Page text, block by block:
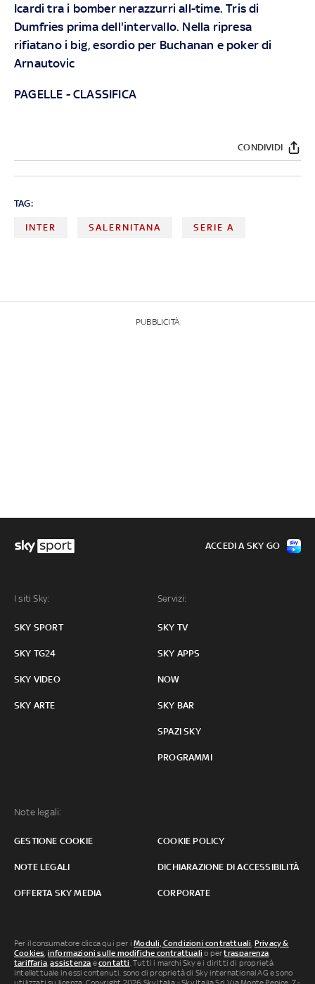
Icardi tra i bomber nerazzurri all-time. Tris di
Dumfries prima dell'intervallo. Nella ripresa
rifiatano i big, esordio per Buchanan e poker di
Arnautovic
PAGELLE -CLASSIFICA
CONDIVIDI
TAG:
INTER SALERNITANA SERIE A
PUBBLICITÀ
I siti Sky:
SKY SPORT
SKY TG24
SKY VIDEO
SKY ARTE
Servizi:
SKY TV
SKY APPS
NOW
SKY BAR
SPAZI SKY
PROGRAMMI
Note legali:
GESTIONE COOKIE COOKIE POLICY
NOTE LEGALI DICHIARAZIONE DI ACCESSIBILITÀ
OFFERTA SKY MEDIA CORPORATE
ACCEDI A SKY GO
Per il consumatore clicca qui per iModuli, Condizioni contrattuali Privacy &
Cookies informazioni sulle modifiche contrattuali o pertrasparenza
tariffaria ,assistenza econtatti . Tutti i marchi Sky e i diritti di proprietà
intellettuale in essi contenuti, sono di proprietà di Sky international AG e sono